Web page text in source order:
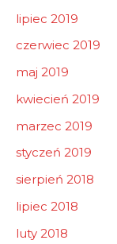
lipiec 2019
czerwiec 2019
maj 2019
kwiecień 2019
marzec 2019
styczeń 2019
sierpień 2018
lipiec 2018
luty 2018